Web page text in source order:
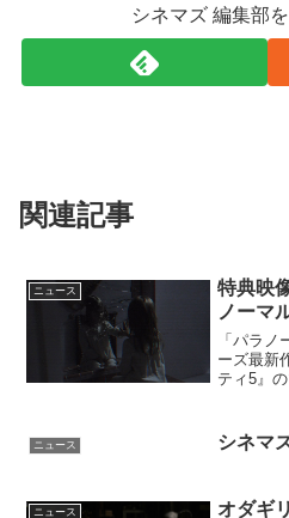
シネマズ 編集部
関連記事
ニュース
特典映
ノーマ
「パラ
ーズ最新
ティ5』
映像を一
昔住んで
ニュース シネマ
ニュース
オダギ